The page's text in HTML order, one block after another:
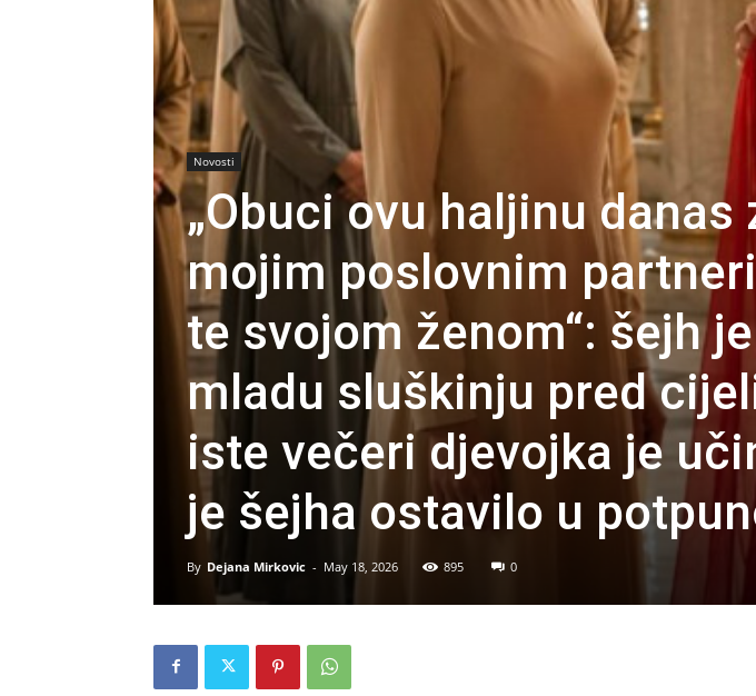
Novosti
„Obuci ovu haljinu danas
mojim poslovnim
te svojom ženom“: šejh
mladu sluškinju pred
iste večeri djevojka je
je šejha ostavilo u
By Dejana Mirkovic - May 18, 2026 895 0